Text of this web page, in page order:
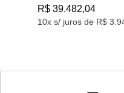
10x s/ juros de R$
R$ 39.482,04